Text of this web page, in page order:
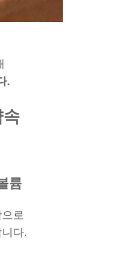
.
속
륨
로
다.